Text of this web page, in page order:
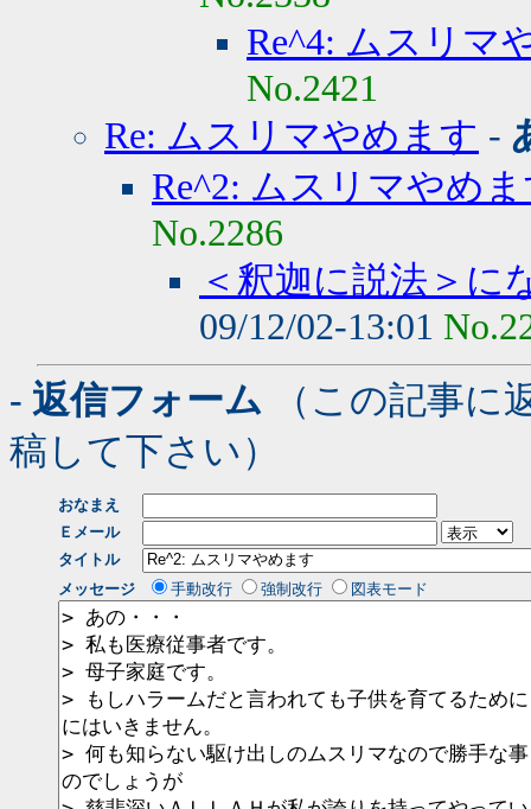
Re^4: ムスリマ
No.2421
Re: ムスリマやめます -
Re^2: ムスリマやめ
No.2286
＜釈迦に説法＞に
09/12/02-13:01
- 返信フォーム （この記事に
稿して下さい）
おなまえ
Ｅメール
タイトル
メッセージ
手動改行 強制改行 図表モード